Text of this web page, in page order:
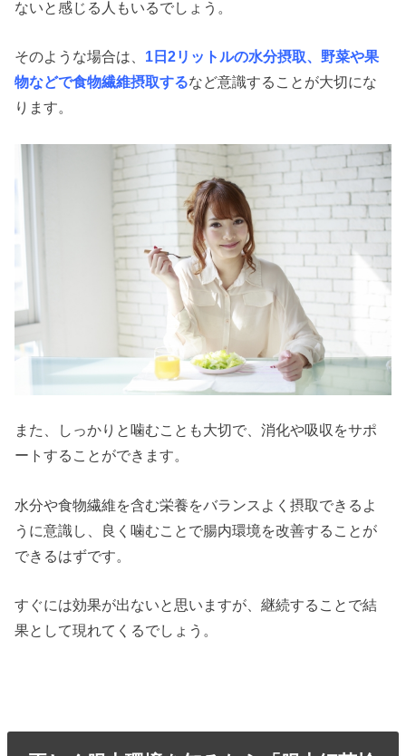
ないと感じる人もいるでしょう。
そのような場合は、 1日2リットルの水分摂取、野菜や果
物などで食物繊維摂取するなど意識することが大切にな
ります。
また、しっかりと噛むことも大切で、消化や吸収をサポ
ートすることができます。
水分や食物繊維を含む栄養をバランスよく摂取できるよ
うに意識し、良く噛むことで腸内環境を改善することが
できるはずです。
すぐには効果が出ないと思いますが、継続することで結
果として現れてくるでしょう。